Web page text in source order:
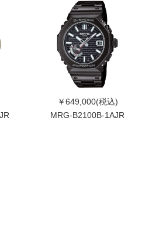
￥649,000(税込)
MRG-B2100B-1AJR